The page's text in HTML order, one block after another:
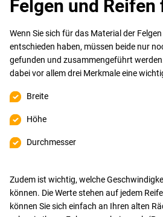
Felgen und Reifen
Wenn Sie sich für das Material der
entschieden haben, müssen beide nur
gefunden und zusammengeführt
dabei vor allem drei Merkmale eine
Breite
Höhe
Durchmesser
Zudem ist wichtig, welche
können. Die Werte stehen auf jedem
können Sie sich einfach an Ihren alten